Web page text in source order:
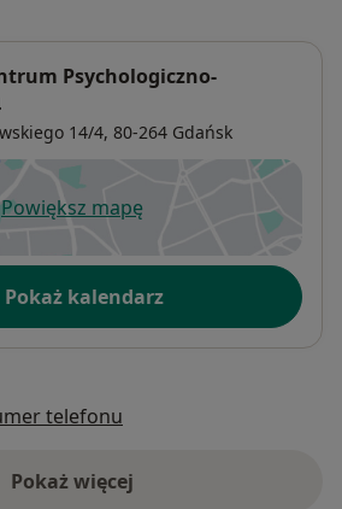
Psychologiczno-
14/4, 80-264 Gdańsk
Powiększ mapęotwiera się w nowej karcie
Pokaż kalendarz
telefonu
Pokaż więcej
o adresie